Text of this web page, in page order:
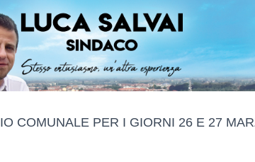
COMUNALE PER I GIORNI 26 E 27